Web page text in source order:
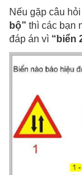
Nếu gặp câu
bộ” thì các bạn
đáp án vì “biển